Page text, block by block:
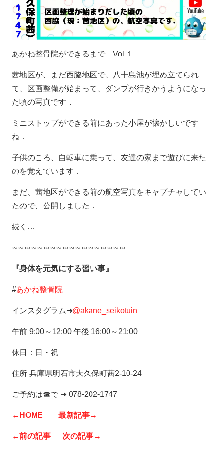
あかね整骨院ができるまで．Vol.１
茜地区が、まだ西脇地区で、八十島池が埋め立てられ
て、区画整備が始まって、ダンプが行きかうようになっ
た頃の写真です．
ミニストップができる前にあった小屋が懐かしいです
ね．
子供のころ、自転車に乗って、友達の家まで遊びに来た
のを覚えています．
まだ、茜地区ができる前の航空写真をキャプチャしてい
たので、公開しました．
続く…
∽∽∽∽∽∽∽∽∽∽∽∽∽∽∽∽∽∽
『身体を元気にする習い事』
#あかね整骨院
インスタグラム➜@akane_seikotuin
午前 9:00～12:00 午後 16:00～21:00
休日：日・祝
住所 兵庫県明石市大久保町茜2-10-24
ご予約は☎で ➜ 078-202-1747
←HOME 最新記事→
←前の記事 次の記事→